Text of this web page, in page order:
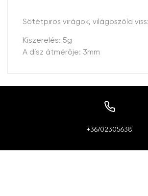
Sötétpiros virágok, világoszöld
Kiszerelés: 5g
A dísz átmérője: 3mm
+36702305638